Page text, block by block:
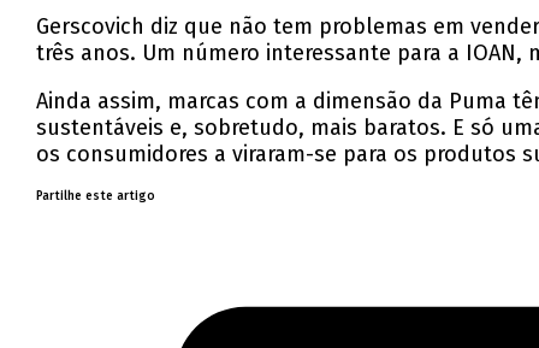
Gerscovich diz que não tem problemas em
três anos. Um número interessante para a IOAN,
Ainda assim, marcas com a dimensão da Puma
sustentáveis e, sobretudo, mais baratos. E só
os consumidores a viraram-se para os produtos
Partilhe este artigo